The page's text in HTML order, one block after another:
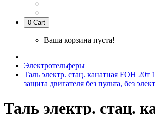
0 Cart
Ваша корзина пуста!
Электротельферы
Таль электр. стац. канатная FOH 20т
защита двигателя без пульта, без
Таль электр. стац.